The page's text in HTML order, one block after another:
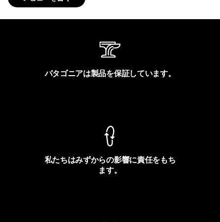
パタゴニアは製品を保証しています。
私たちはみずからの影響に責任をもち
ます。